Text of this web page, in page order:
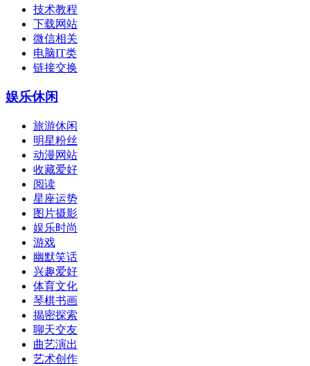
技术教程
下载网站
微信相关
电脑IT类
链接交换
娱乐休闲
旅游休闲
明星粉丝
动漫网站
收藏爱好
阅读
星座运势
图片摄影
娱乐时尚
游戏
幽默笑话
兴趣爱好
体育文化
琴棋书画
揭密探索
聊天交友
曲艺演出
艺术创作